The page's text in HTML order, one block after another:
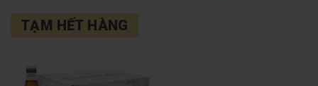
TẠM HẾT HÀNG